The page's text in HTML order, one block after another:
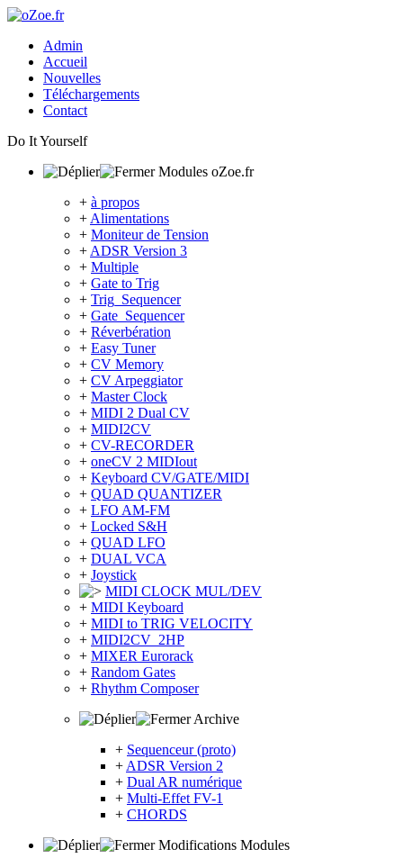
Admin
Accueil
Nouvelles
Téléchargements
Contact
Do It Yourself
Modules oZoe.fr
+ à propos
+ Alimentations
+ Moniteur de Tension
+ ADSR Version 3
+ Multiple
+ Gate to Trig
+ Trig_Sequencer
+ Gate_Sequencer
+ Réverbération
+ Easy Tuner
+ CV Memory
+ CV Arpeggiator
+ Master Clock
+ MIDI 2 Dual CV
+ MIDI2CV
+ CV-RECORDER
+ oneCV 2 MIDIout
+ Keyboard CV/GATE/MIDI
+ QUAD QUANTIZER
+ LFO AM-FM
+ Locked S&H
+ QUAD LFO
+ DUAL VCA
+ Joystick
MIDI CLOCK MUL/DEV
+ MIDI Keyboard
+ MIDI to TRIG VELOCITY
+ MIDI2CV_2HP
+ MIXER Eurorack
+ Random Gates
+ Rhythm Composer
Archive
+ Sequenceur (proto)
+ ADSR Version 2
+ Dual AR numérique
+ Multi-Effet FV-1
+ CHORDS
Modifications Modules